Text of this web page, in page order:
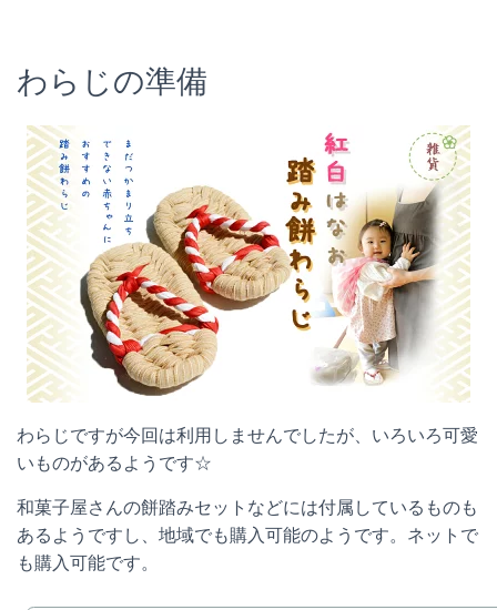
わらじの準備
わらじですが今回は利用しませんでしたが、いろいろ可愛
いものがあるようです☆
和菓子屋さんの餅踏みセットなどには付属しているものも
あるようですし、地域でも購入可能のようです。ネットで
も購入可能です。